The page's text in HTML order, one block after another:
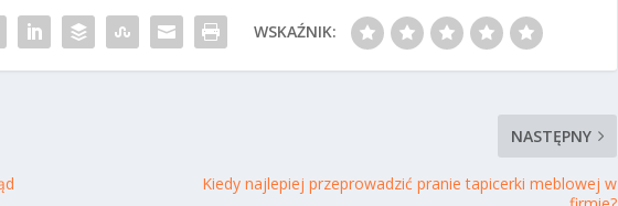
WSKAŹNIK:
NASTĘPNY
Kiedy najlepiej przeprowadzić pranie tapicerki meblowej w